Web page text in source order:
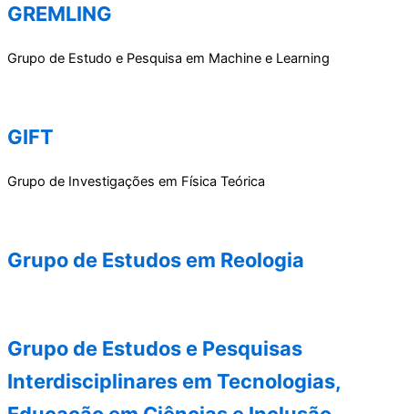
GREMLING
Grupo de Estudo e Pesquisa em Machine e Learning
GIFT
Grupo de Investigações em Física Teórica
Grupo de Estudos em Reologia
Grupo de Estudos e Pesquisas
Interdisciplinares em Tecnologias,